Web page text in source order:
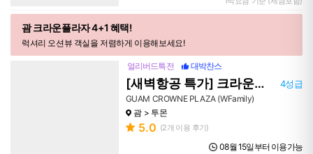
괌 크라운플라자 4+1 혜택!
럭셔리 오션뷰 객실을 저렴하게 이용해보세요!
얼리버드특전 대박찬스
[새벽항공 특가] 크라운플라자 4성급
GUAM CROWNE PLAZA (WFamily)
괌
투몬
5.0 (2개 이용 후기)
08월 15일부터 이용가능